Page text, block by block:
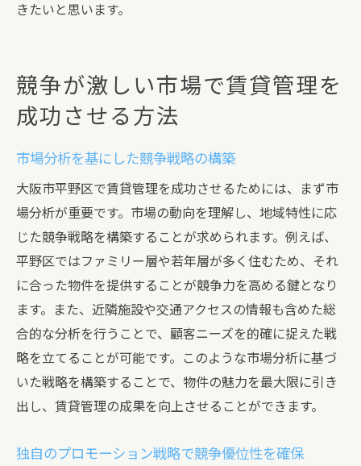
きたいと思います。
競争が激しい市場で賃貸管理を
成功させる方法
市場分析を基にした競争戦略の構築
大阪市平野区で賃貸管理を成功させるためには、まず市
場分析が重要です。市場の動向を理解し、地域特性に応
じた競争戦略を構築することが求められます。例えば、
平野区ではファミリー層や若年層が多く住むため、それ
に合った物件を提供することが競争力を高める鍵となり
ます。また、近隣施設や交通アクセスの情報も含めた総
合的な分析を行うことで、顧客ニーズを的確に捉えた戦
略を立てることが可能です。このような市場分析に基づ
いた戦略を構築することで、物件の魅力を最大限に引き
出し、賃貸管理の成果を向上させることができます。
独自のプロモーション戦略で競争優位性を確保